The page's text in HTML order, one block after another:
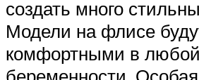
создать много
Модели на флисе
комфортными в